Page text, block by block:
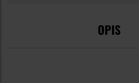
OPIS